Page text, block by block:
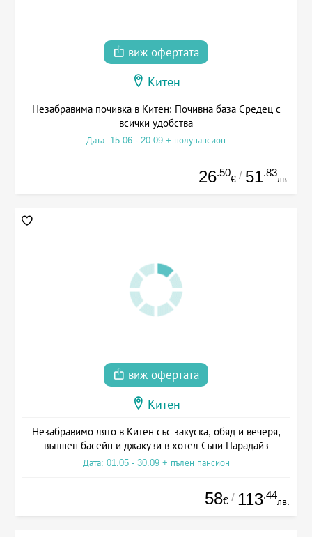
виж офертата
Китен
Незабравима почивка в Китен: Почивна база Средец с
всички удобства
Дата: 15.06 - 20.09 + полупансион
26.50
€ / 51.83
лв.
виж офертата
Китен
Незабравимо лято в Китен със закуска, обяд и вечеря,
външен басейн и джакузи в хотел Съни Парадайз
Дата: 01.05 - 30.09 + пълен пансион
58€ / 113.44
лв.